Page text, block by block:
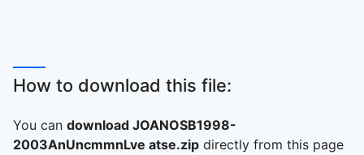
How to download this file:
You can download JOANOSB1998-
2003AnUncmmnLve atse.zip directly from this page